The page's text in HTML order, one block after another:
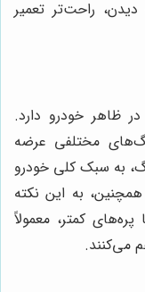
راحت‌تر تعمیر
ظاهر خودرو دارد.
مختلفی عرضه
به سبک کلی خودرو
به این نکته
کمتر، معمولاً
می‌کنند.